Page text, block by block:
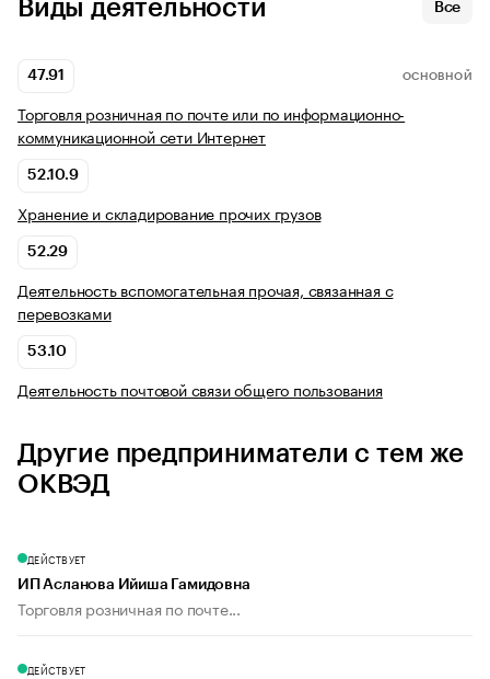
Виды деятельности Все
47.91 ОСНОВНОЙ
Торговля розничная по почте или по информационно-
коммуникационной сети Интернет
52.10.9
Хранение и складирование прочих грузов
52.29
Деятельность вспомогательная прочая, связанная с
перевозками
53.10
Деятельность почтовой связи общего пользования
Другие предприниматели с тем же
ОКВЭД
ДЕЙСТВУЕТ
ИП Асланова Ийиша Гамидовна
Торговля розничная по почте...
ДЕЙСТВУЕТ